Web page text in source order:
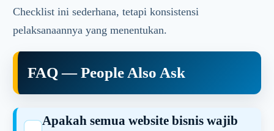
Checklist ini sederhana, tetapi konsistensi
pelaksanaannya yang menentukan.
FAQ — People Also Ask
Apakah semua website bisnis wajib